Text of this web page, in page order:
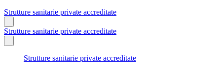
Strutture sanitarie private accreditate
Strutture sanitarie private accreditate
Strutture sanitarie private accreditate